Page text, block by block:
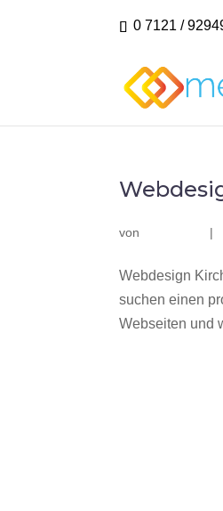
0 7121 /
von |
Webdesign
suchen einen
Webseiten und